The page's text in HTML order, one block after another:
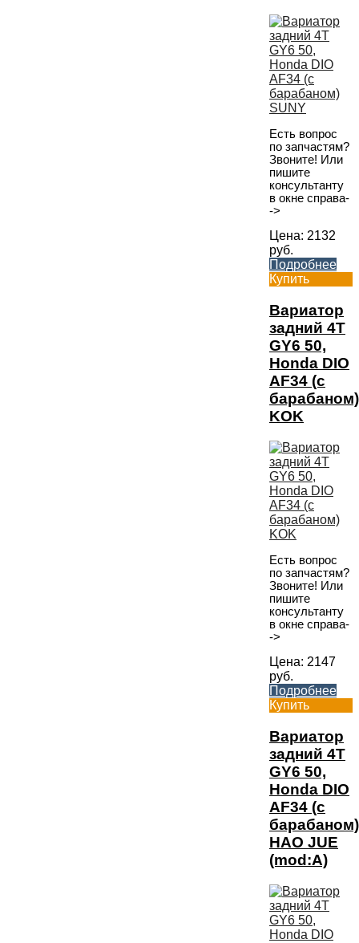
Есть вопрос
по запчастям?
Звоните! Или
пишите
консультанту
в окне справа-
->
Цена: 2132
руб.
Подробнее
Купить
Вариатор
задний 4T
GY6 50,
Honda DIO
AF34 (с
барабаном)
KOK
Есть вопрос
по запчастям?
Звоните! Или
пишите
консультанту
в окне справа-
->
Цена: 2147
руб.
Подробнее
Купить
Вариатор
задний 4T
GY6 50,
Honda DIO
AF34 (с
барабаном)
HAO JUE
(mod:A)